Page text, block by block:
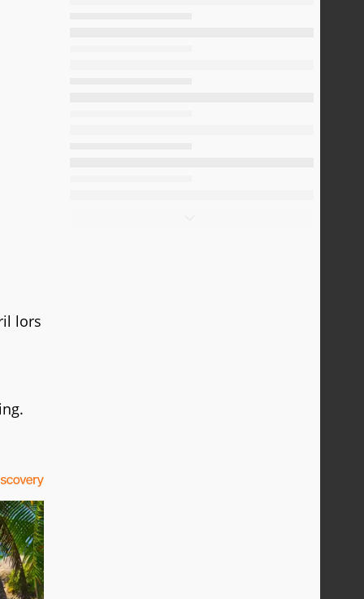
lors